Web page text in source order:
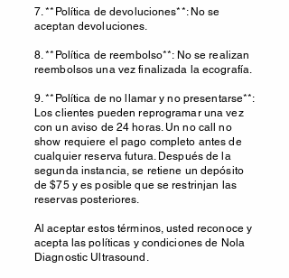
7. **Política de devoluciones**: No se
aceptan devoluciones.
8. **Política de reembolso**: No se realizan
reembolsos una vez finalizada la ecografía.
9. **Política de no llamar y no presentarse**:
Los clientes pueden reprogramar una vez
con un aviso de 24 horas. Un no call no
show requiere el pago completo antes de
cualquier reserva futura. Después de la
segunda instancia, se retiene un depósito
de $75 y es posible que se restrinjan las
reservas posteriores.
Al aceptar estos términos, usted reconoce y
acepta las políticas y condiciones de Nola
Diagnostic Ultrasound.